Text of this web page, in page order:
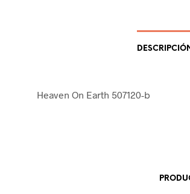
Heaven On Earth 507120-b